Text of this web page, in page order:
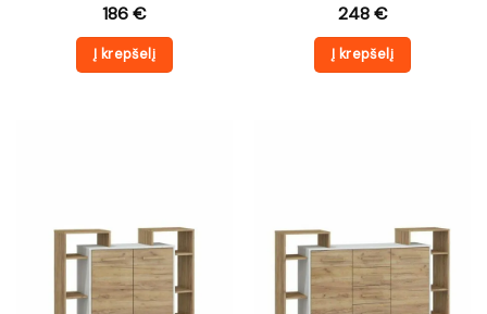
186€
Į krepšelį
248€
Į krepšelį